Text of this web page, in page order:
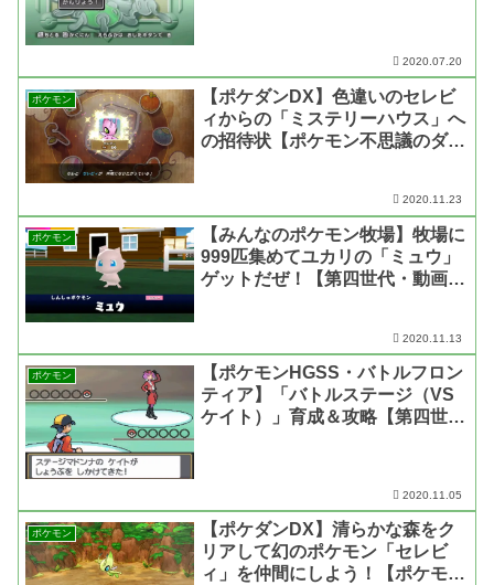
2020.07.20
ポケモン
【ポケダンDX】色違いのセレビ
ィからの「ミステリーハウス」へ
の招待状【ポケモン不思議のダン
2020.11.23
ポケモン
【みんなのポケモン牧場】牧場に
999匹集めてユカリの「ミュウ」
ゲットだぜ！【第四世代・動画あ
2020.11.13
ポケモン
【ポケモンHGSS・バトルフロン
ティア】「バトルステージ（VS
ケイト）」育成＆攻略【第四世
2020.11.05
ポケモン
【ポケダンDX】清らかな森をク
リアして幻のポケモン「セレビ
ィ」を仲間にしよう！【ポケモン